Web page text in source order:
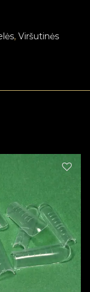
, Viršutinės